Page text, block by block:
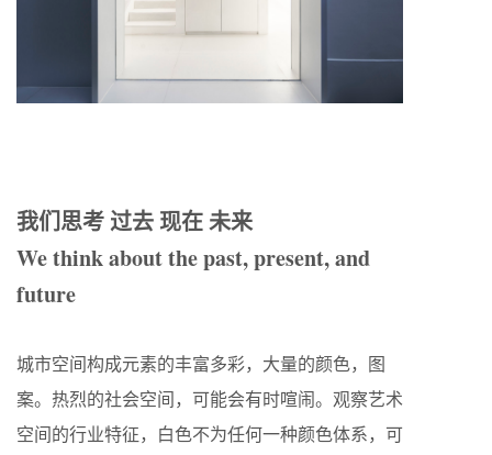
我们思考 过去 现在 未来
We think about the past, present, and
future
城市空间构成元素的丰富多彩，大量的颜色，图
案。热烈的社会空间，可能会有时喧闹。观察艺术
空间的行业特征，白色不为任何一种颜色体系，可